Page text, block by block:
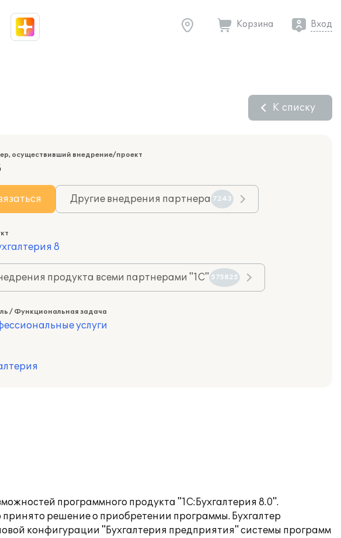
Корзина Вход
К списку
осуществивший внедрение/проект
Другие внедрения партнера 7243
8
продукта всеми партнерами "1С" 575825
/ Функциональная задача
услуги
программного продукта "1С:Бухгалтерия 8.0".
решение о приобретении программы. Бухгалтер
конфигурации "Бухгалтерия предприятия" системы программ